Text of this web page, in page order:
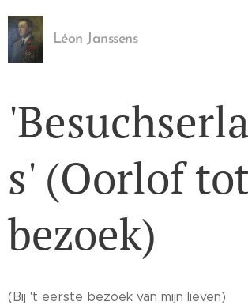
Léon Janssens
s' (Oorlof
bezoek)
(Bij 't eerste bezoek van mijn lieven)